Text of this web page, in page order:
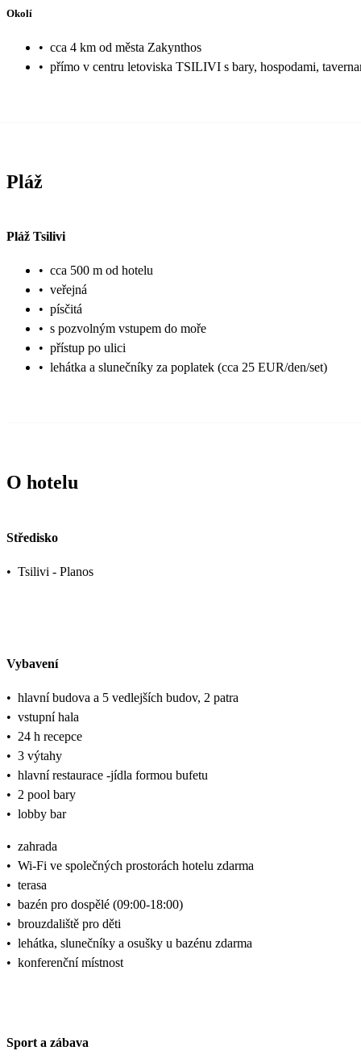
Okolí
• cca 4 km od města Zakynthos
• přímo v centru letoviska TSILIVI s bary, hospodami,
Pláž
Pláž Tsilivi
• cca 500 m od hotelu
• veřejná
• písčitá
• s pozvolným vstupem do moře
• přístup po ulici
• lehátka a slunečníky za poplatek (cca 25 EUR/den/set)
O hotelu
Středisko
• Tsilivi - Planos
Vybavení
• hlavní budova a 5 vedlejších budov, 2 patra
• vstupní hala
• 24 h recepce
• 3 výtahy
• hlavní restaurace -jídla formou bufetu
• 2 pool bary
• lobby bar
• zahrada
• Wi-Fi ve společných prostorách hotelu zdarma
• terasa
• bazén pro dospělé (09:00-18:00)
• brouzdaliště pro děti
• lehátka, slunečníky a osušky u bazénu zdarma
• konferenční místnost
Sport a zábava